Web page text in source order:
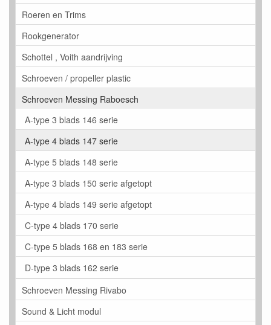
Roeren en Trims
Rookgenerator
Schottel , Voith aandrijving
Schroeven / propeller plastic
Schroeven Messing Raboesch
A-type 3 blads 146 serie
A-type 4 blads 147 serie
A-type 5 blads 148 serie
A-type 3 blads 150 serie afgetopt
A-type 4 blads 149 serie afgetopt
C-type 4 blads 170 serie
C-type 5 blads 168 en 183 serie
D-type 3 blads 162 serie
Schroeven Messing Rivabo
Sound & Licht modul